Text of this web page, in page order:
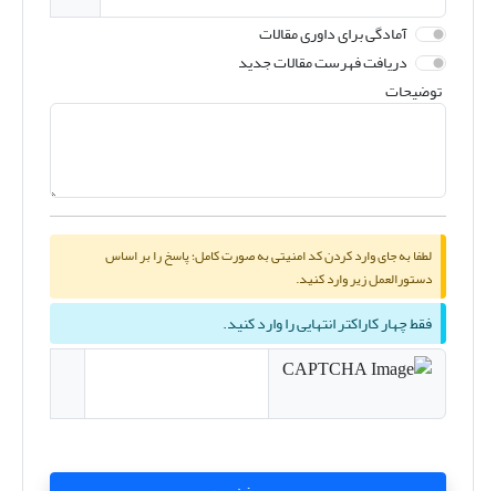
آمادگی برای داوری مقالات
دریافت فهرست مقالات جدید
توضیحات
لطفا به جای وارد کردن کد امنیتی به صورت کامل؛ پاسخ را بر اساس
دستورالعمل زیر وارد کنید.
فقط چهار کاراکتر انتهایی را وارد کنید.